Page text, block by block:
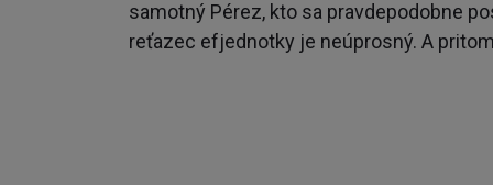
samotný Pérez, kto sa pravdepodobne
reťazec efjednotky je neúprosný. A